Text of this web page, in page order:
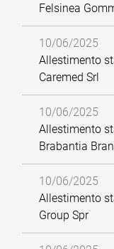
Felsinea
10/06/2025
Allestimento
Caremed Srl
10/06/2025
Allestimento
Brabantia
10/06/2025
Allestimento
Group Spr